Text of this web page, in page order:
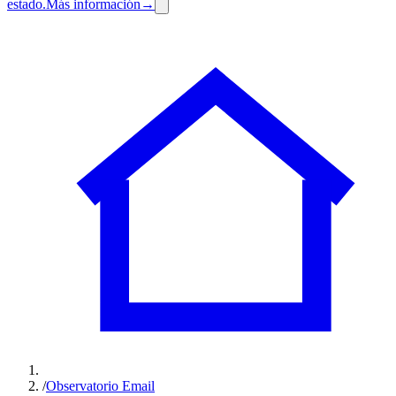
estado.Más información →
/Observatorio Email